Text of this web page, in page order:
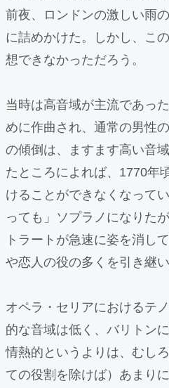
前夜、ロンドンの激しい雨
に詰めかけた。しかし、こ
想できなかっただろう。
当時は高音域が主流であっ
めに作曲され、通常の男性
の傾倒は、ますます高い音
たところによれば、1770年
けることができなくなって
っても」ソプラノになりた
トラートが急速に姿を消し
や恋人の役の多くを引き継い
オペラ・セリアにおけるテ
的な音域は低く、バリトン
情熱的というよりは、むし
ての役割を除けば）あまり